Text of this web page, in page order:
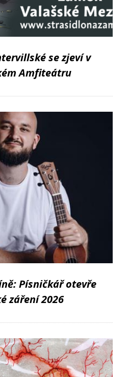
se zjeví v
Amfiteátru
Písničkář otevře
záření 2026